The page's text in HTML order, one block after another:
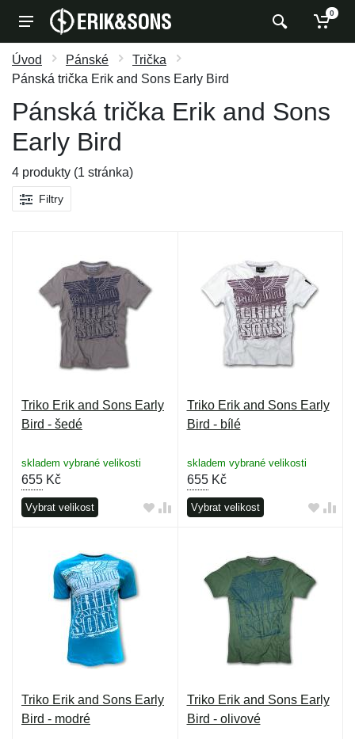
0
Úvod Pánské
Trička
Pánská trička Erik and Sons Early Bird
Pánská trička Erik and Sons
Early Bird
4 produkty (1 stránka)
Filtry
Triko Erik and Sons Early
Bird - šedé
skladem vybrané velikosti
655 Kč
Vybrat velikost
Triko Erik and Sons Early
Bird - bílé
skladem vybrané velikosti
655Kč
Vybrat velikost
Triko Erik and Sons Early
Bird - modré
Triko Erik and Sons Early
Bird - olivové